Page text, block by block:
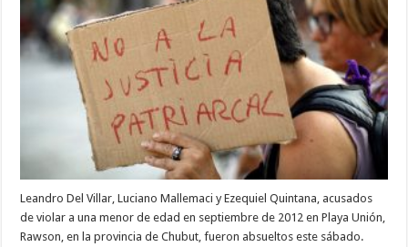
TRES
VARONES
ACUSADOS
DE
VIOLAR
A
UNA
ADOLESCENTE
EN
2012
Leandro Del Villar, Luciano Mallemaci y Ezequiel Quintana, acusados
de violar a una menor de edad en septiembre de 2012 en Playa Unión,
Rawson, en la provincia de Chubut, fueron absueltos este sábado.